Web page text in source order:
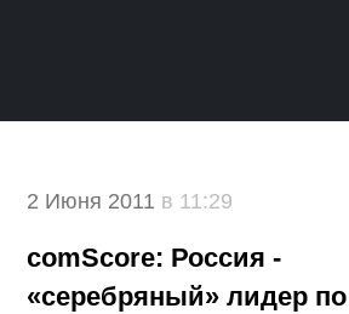
2 Июня 2011 в 11:29
comScore: Россия -
«серебряный» лидер по